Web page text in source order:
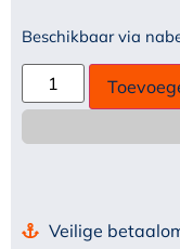
Beschikbaar via
Veilige